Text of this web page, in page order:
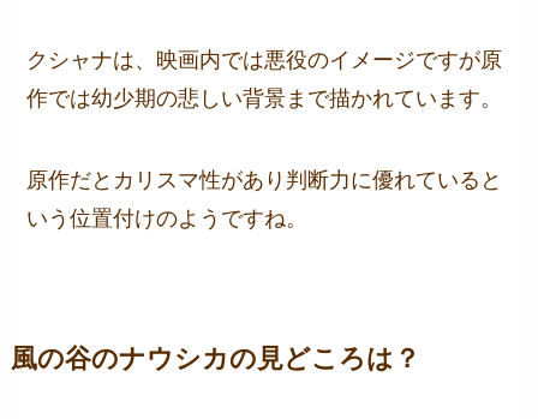
クシャナは、映画内では悪役のイメージですが原
作では幼少期の悲しい背景まで描かれています。
原作だとカリスマ性があり判断力に優れていると
いう位置付けのようですね。
風の谷のナウシカの見どころは？